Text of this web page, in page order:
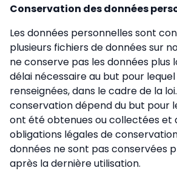
Conservation des données
Les données personnelles sont
plusieurs fichiers de données sur
ne conserve pas les données plus
délai nécessaire au but pour
renseignées, dans le cadre de la
conservation dépend du but pour
ont été obtenues ou collectées et
obligations légales de
données ne sont pas conservées
après la dernière utilisation.